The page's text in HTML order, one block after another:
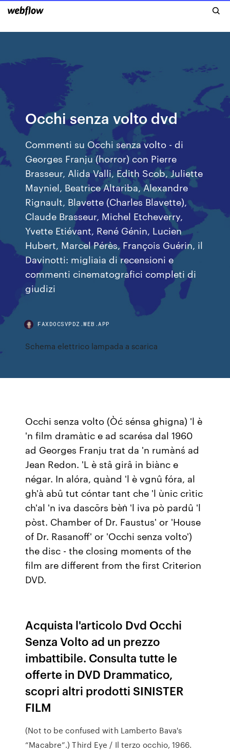
Occhi senza volto dvd
Commenti su Occhi senza volto - di
Georges Franju (horror) con Pierre
Brasseur, Alida Valli, Edith Scob, Juliette
Mayniel, Beatrice Altariba, Alexandre
Rignault, Blavette (Charles Blavette),
Claude Brasseur, Michel Etcheverry,
Yvette Etiévant, René Génin, Lucien
Hubert, Marcel Pérès, François Guérin, il
Davinotti: migliaia di recensioni e
commenti cinematografici completi di
giudizi
FAXDOCSVPDZ.WEB.APP
Schema elettrico lampada a scarica
Occhi senza volto (Òć sénsa ghigna) 'l è
'n film dramàtic e ad scarésa dal 1960
ad Georges Franju trat da 'n rumànś ad
Jean Redon. 'L è stâ girâ in biànc e
négar. In alóra, quànd 'l è vgnû fóra, al
gh'à abû tut cóntar tant che 'l ùnic crìtic
ch'al 'n iva dascōrs bèṅ 'l iva pò pardû 'l
pòst. Chamber of Dr. Faustus' or 'House
of Dr. Rasanoff' or 'Occhi senza volto')
the disc - the closing moments of the
film are different from the first Criterion
DVD.
Acquista l'articolo Dvd Occhi
Senza Volto ad un prezzo
imbattibile. Consulta tutte le
offerte in DVD Drammatico,
scopri altri prodotti SINISTER
FILM
(Not to be confused with Lamberto Bava's
“Macabre”.) Third Eye / Il terzo occhio, 1966.